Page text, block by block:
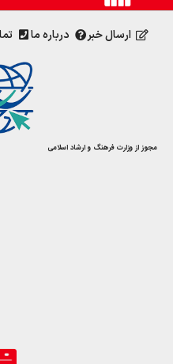
ارسال خبر درباره ما
مجوز از وزارت فرهنگ و ارشاد اسلامی